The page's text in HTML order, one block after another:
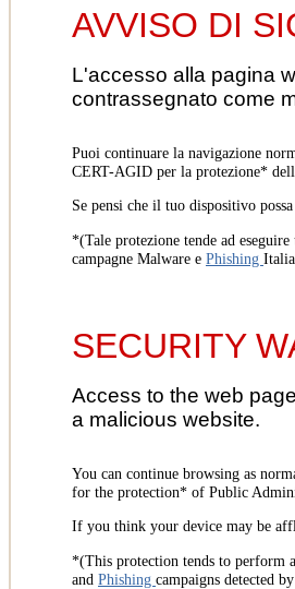
AVVISO DI
L'accesso alla pagina
contrassegnato come
Puoi continuare la navigazione
CERT-AGID per la protezione*
Se pensi che il tuo dispositivo
*(Tale protezione tende ad
campagne Malware e Phishing
SECURITY
Access to the web
a malicious website.
You can continue browsing as
for the protection* of Public
If you think your device may be
*(This protection tends to perform
and Phishing campaigns detected